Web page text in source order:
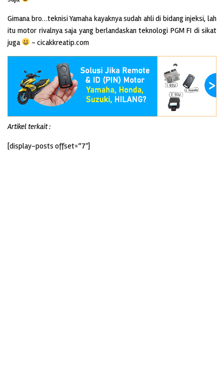
Gimana bro…teknisi Yamaha kayaknya sudah ahli di bidang injeksi, lah
itu motor rivalnya saja yang berlandaskan teknologi PGM FI di sikat
juga
– cicakkreatip.com
Artikel terkait :
[display-posts offset=”7″]